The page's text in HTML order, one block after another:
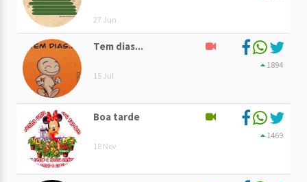
27 Jun
Tem dias...
15 Jul
1894
Boa tarde
18 Nov
1469